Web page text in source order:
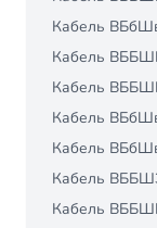
Кабель
Кабель
Кабель
Кабель
Кабель
Кабель
Кабель